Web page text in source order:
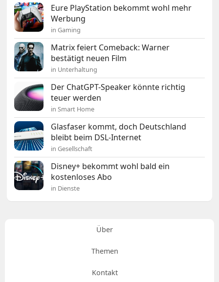
Eure PlayStation bekommt wohl mehr
Werbung
in Gaming
Matrix feiert Comeback: Warner
bestätigt neuen Film
in Unterhaltung
Der ChatGPT-Speaker könnte richtig
teuer werden
in Smart Home
Glasfaser kommt, doch Deutschland
bleibt beim DSL-Internet
in Gesellschaft
Disney+ bekommt wohl bald ein
kostenloses Abo
in Dienste
Über
Themen
Kontakt